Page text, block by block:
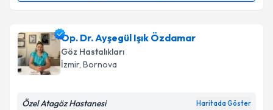
takvim hazırlandığında e-posta ile bilgilendireceğiz.
E-posta Adresiniz
Op. Dr. Ayşegül Işık Özdamar
Göz Hastalıkları
İzmir, Bornova
Özel Atagöz Hastanesi Haritada Göster